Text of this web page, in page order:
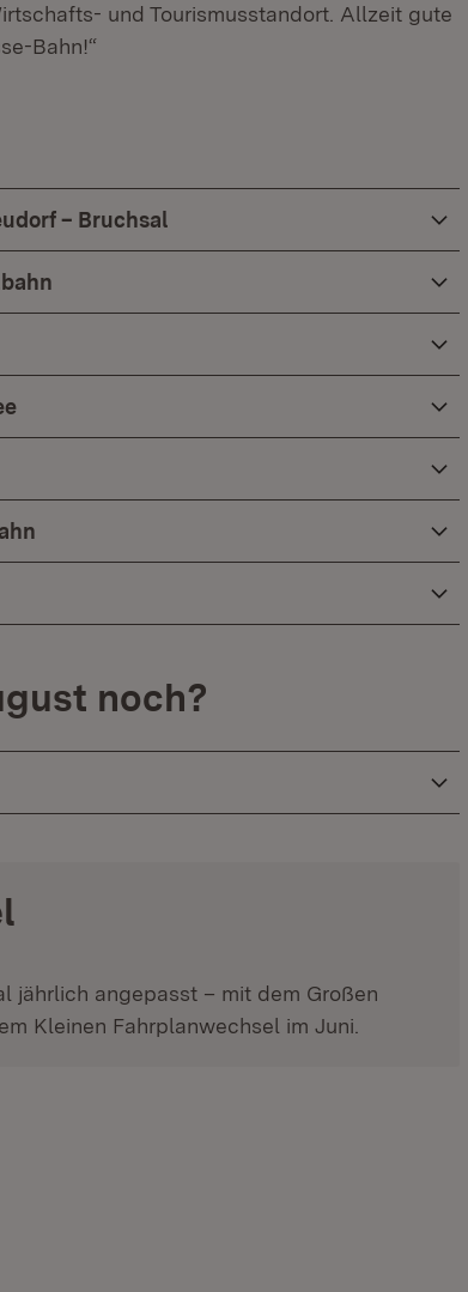
und Tourismusstandort. Allzeit gute
Bahn!“
– Bruchsal
noch?
jährlich angepasst – mit dem Großen
Kleinen Fahrplanwechsel im Juni.